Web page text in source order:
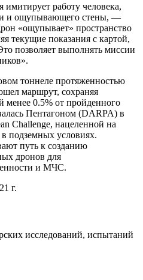
имитирует работу человека,
и ощупывающего стены, —
«ощупывает» пространство
текущие показания с картой,
позволяет выполнять миссии
тоннеле протяженностью
маршрут, сохраняя
менее 0.5% от пройденного
Пентагоном (DARPA) в
Challenge, нацеленной на
подземных условиях.
путь к созданию
дронов для
и МЧС.
г.
исследований, испытаний